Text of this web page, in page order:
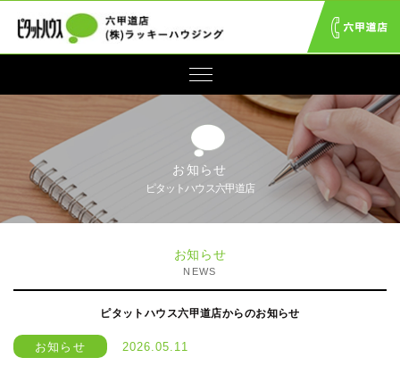
お知らせ
ピタットハウス六甲道店
お知らせ
NEWS
ピタットハウス六甲道店からのお知らせ
お知らせ 2026.05.11